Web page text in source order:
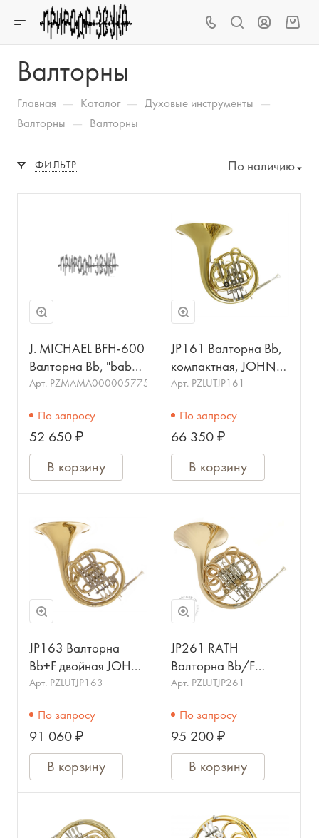
Валторны
Главная — Каталог — Духовые инструменты —
Валторны — Валторны
ФИЛЬТР По наличию
J. MICHAEL BFH-600
Валторна Bb, "baby"
одинарная в кейсе
Арт. PZMAМА000005775
По запросу
52 650 ₽
В корзину
JP161 Валторна Bb,
компактная, JOHN
PACKER
Арт. PZLUTJP161
По запросу
66 350 ₽
В корзину
JP163 Валторна
Bb+F двойная JOHN
PACKER
Арт. PZLUTJP163
По запросу
91 060 ₽
В корзину
JP261 RATH
Валторна Bb/F
двойная JOHN
Арт. PZLUTJP261
По запросу
95 200 ₽
В корзину